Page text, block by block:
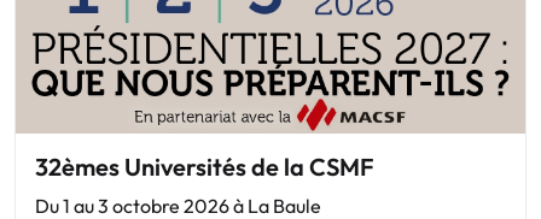
32èmes Universités de la CSMF
Du 1 au 3 octobre 2026 à La Baule